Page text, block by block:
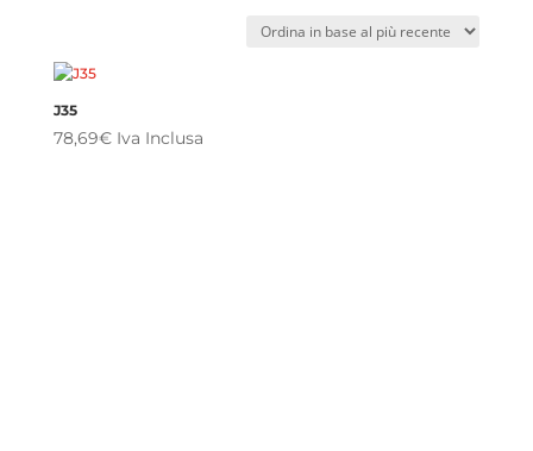
base
J35
78,69€ Iva Inclusa